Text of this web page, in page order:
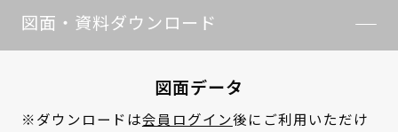
図面・資料ダウンロード
図面データ
※ダウンロードは会員ログイン後にご利用いただけ